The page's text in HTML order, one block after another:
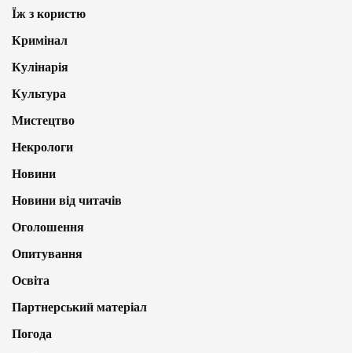
Їж з користю
Кримінал
Кулінарія
Культура
Мистецтво
Некрологи
Новини
Новини від читачів
Оголошення
Опитування
Освіта
Партнерський матеріал
Погода